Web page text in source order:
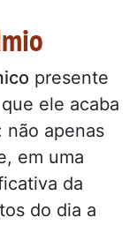
presente
ele acaba
não apenas
em uma
da
do dia a